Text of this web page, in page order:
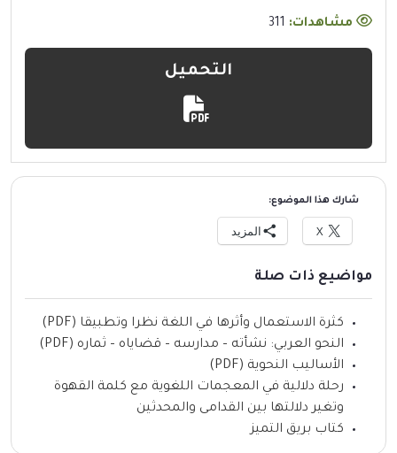
مشاهدات:
التحميل
شارك هذا الموضوع:
X المزيد
مواضيع ذات صلة
كثرة الاستعمال وأثرها في اللغة نظرا وتطبيقا (PDF)
النحو العربي: نشأته – مدارسه – قضاياه – ثماره (PDF)
الأساليب النحوية (PDF)
رحلة دلالية في المعجمات اللغوية مع كلمة القهوة
وتغير دلالتها بين القدامى والمحدثين
كتاب بريق التميز